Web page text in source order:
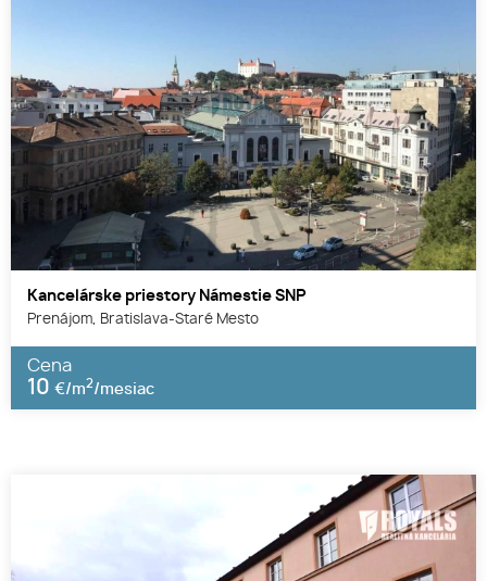
Kancelárske priestory Námestie SNP
Prenájom, Bratislava-Staré Mesto
Cena
10 €/m2/mesiac